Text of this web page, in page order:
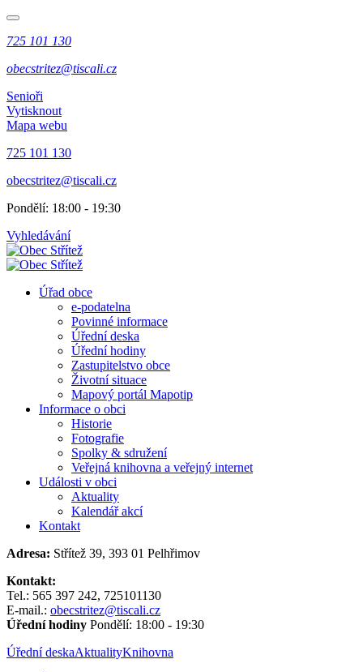
725 101 130
obecstritez@tiscali.cz
Senioři
Vytisknout
Mapa webu
725 101 130
obecstritez@tiscali.cz
Pondělí: 18:00 - 19:30
Vyhledávání
Úřad obce
e-podatelna
Povinné informace
Úřední deska
Úřední hodiny
Zastupitelstvo obce
Životní situace
Mapový portál Mapotip
Informace o obci
Historie
Fotografie
Spolky & sdružení
Veřejná knihovna a veřejný internet
Události v obci
Aktuality
Kalendář akcí
Kontakt
Adresa: Střítež 39, 393 01 Pelhřimov
Kontakt:
Tel.: 565 397 242, 725101130
E-mail.: obecstritez@tiscali.cz
Úřední hodiny Pondělí: 18:00 - 19:30
Úřední deskaAktualityKnihovna